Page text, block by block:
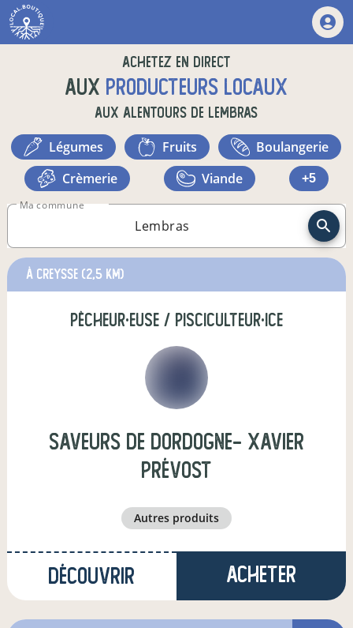
Achetez en direct
auxproducteurs locaux
aux alentours de Lembras
légumes fruits
boulangerie
crèmerie
viande +5
Ma commune
à creysse (2,5 km)
pêcheur·euse / pisciculteur·ice
saveurs de dordogne- Xavier
Prévost
autres produits
Découvrir Acheter